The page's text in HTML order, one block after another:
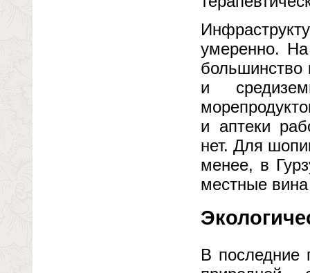
умеренно.
большинство
и
и аптеки
нет. Для
менее, в
местные
В последние